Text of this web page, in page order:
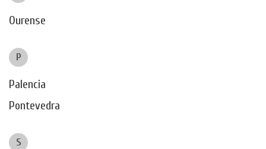
Ourense
P
Palencia
Pontevedra
S